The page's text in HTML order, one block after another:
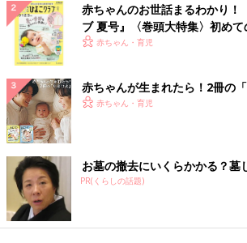
じように、子どもたちにとっては子ども同
ものです。
ですから、大いにお友だちと遊ばせてあげて
ンフルエンザ
びも、お友だち遊びも怖いものではない、と
す。
ところで、子どもが感染症にかかる原因のひ
ら新型コロナウイルスを持ち込まないように
も重要です。
デジタルの体験は、実体験が伴った
赤ちゃんのお世話まるわかり！
ブ 夏号』〈巻頭大特集〉初め
く！ おっぱい・ミルクの基本と
赤ちゃん・育児
赤ちゃんが生まれたら！2冊の「
赤ちゃん・育児
お墓の撤去にいくらかかる？墓
PR(くらしの話題)